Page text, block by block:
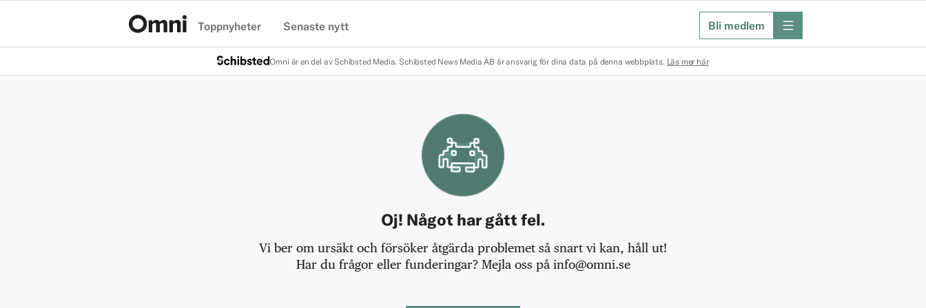
Toppnyheter Senaste nytt Bli medlem meny
Omni är en del av Schibsted Media. Schibsted News Media AB är ansvarig för dina data på denna webbplats. Läs mer här
Oj! Något har gått fel.
Vi ber om ursäkt och försöker åtgärda problemet så snart vi kan, håll ut!
Har du frågor eller funderingar? Mejla oss på info@omni.se